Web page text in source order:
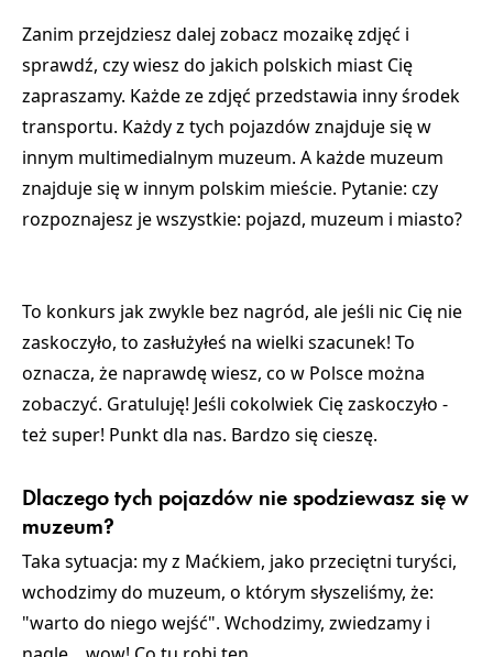
Zanim przejdziesz dalej zobacz mozaikę zdjęć i
sprawdź, czy wiesz do jakich polskich miast Cię
zapraszamy. Każde ze zdjęć przedstawia inny środek
transportu. Każdy z tych pojazdów znajduje się w
innym multimedialnym muzeum. A każde muzeum
znajduje się w innym polskim mieście. Pytanie: czy
rozpoznajesz je wszystkie: pojazd, muzeum i miasto?
To konkurs jak zwykle bez nagród, ale jeśli nic Cię nie
zaskoczyło, to zasłużyłeś na wielki szacunek! To
oznacza, że naprawdę wiesz, co w Polsce można
zobaczyć. Gratuluję! Jeśli cokolwiek Cię zaskoczyło -
też super! Punkt dla nas. Bardzo się cieszę.
Dlaczego tych pojazdów nie spodziewasz się w
muzeum?
Taka sytuacja: my z Maćkiem, jako przeciętni turyści,
wchodzimy do muzeum, o którym słyszeliśmy, że:
"warto do niego wejść". Wchodzimy, zwiedzamy i